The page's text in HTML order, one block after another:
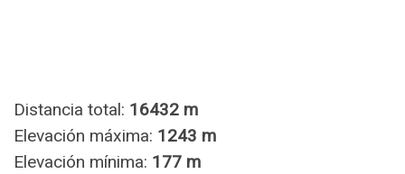
Distancia total: 16432 m
Elevación máxima: 1243 m
Elevación mínima: 177 m